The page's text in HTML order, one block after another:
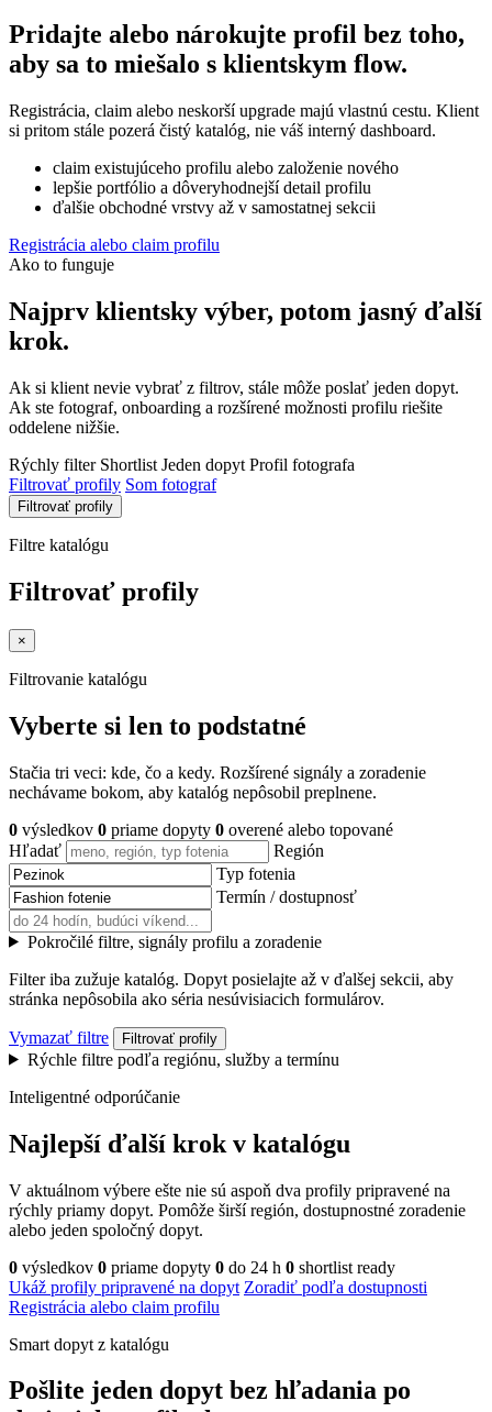
Pridajte alebo nárokujte profil bez toho,
aby sa to miešalo s klientskym flow.
Registrácia, claim alebo neskorší upgrade majú vlastnú cestu. Klient
si pritom stále pozerá čistý katalóg, nie váš interný dashboard.
claim existujúceho profilu alebo založenie nového
lepšie portfólio a dôveryhodnejší detail profilu
ďalšie obchodné vrstvy až v samostatnej sekcii
Registrácia alebo claim profilu
Ako to funguje
Najprv klientsky výber, potom jasný ďalší
krok.
Ak si klient nevie vybrať z filtrov, stále môže poslať jeden dopyt.
Ak ste fotograf, onboarding a rozšírené možnosti profilu riešite
oddelene nižšie.
Rýchly filter Shortlist Jeden dopyt Profil fotografa
Filtrovať profily Som fotograf
Filtrovať profily
Filtre katalógu
Filtrovať profily
×
Filtrovanie katalógu
Vyberte si len to podstatné
Stačia tri veci: kde, čo a kedy. Rozšírené signály a zoradenie
nechávame bokom, aby katalóg nepôsobil preplnene.
0 výsledkov 0 priame dopyty 0 overené alebo topované
Hľadať
Región
Typ fotenia
Termín / dostupnosť
Pokročilé filtre, signály profilu a zoradenie
Filter iba zužuje katalóg. Dopyt posielajte až v ďalšej sekcii, aby
stránka nepôsobila ako séria nesúvisiacich formulárov.
Vymazať filtre Filtrovať profily
Rýchle filtre podľa regiónu, služby a termínu
Inteligentné odporúčanie
Najlepší ďalší krok v katalógu
V aktuálnom výbere ešte nie sú aspoň dva profily pripravené na
rýchly priamy dopyt. Pomôže širší región, dostupnostné zoradenie
alebo jeden spoločný dopyt.
0 výsledkov 0 priame dopyty 0 do 24 h 0 shortlist ready
Ukáž profily pripravené na dopyt Zoradiť podľa dostupnosti
Registrácia alebo claim profilu
Smart dopyt z katalógu
Pošlite jeden dopyt bez hľadania po